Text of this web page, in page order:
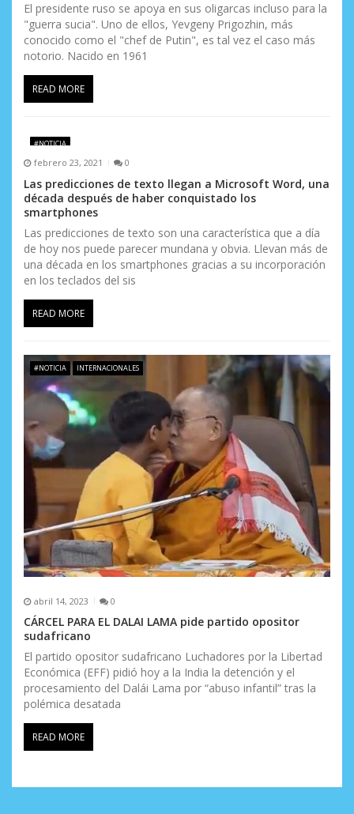
El presidente ruso se apoya en sus oligarcas incluso para la
"guerra sucia". Uno de ellos, Yevgeny Prigozhin, más
conocido como el "chef de Putin", es tal vez el caso más
notorio. Nacido en 1961
READ MORE
#NOTICIA
febrero 23, 2021 0
Las predicciones de texto llegan a Microsoft Word, una
década después de haber conquistado los
smartphones
Las predicciones de texto son una característica que a día
de hoy nos puede parecer mundana y obvia. Llevan más de
una década en los smartphones gracias a su incorporación
en los teclados del sis
READ MORE
#NOTICIA INTERNACIONALES
abril 14, 2023 0
CÁRCEL PARA EL DALAI LAMA pide partido opositor
sudafricano
El partido opositor sudafricano Luchadores por la Libertad
Económica (EFF) pidió hoy a la India la detención y el
procesamiento del Dalái Lama por “abuso infantil” tras la
polémica desatada
READ MORE